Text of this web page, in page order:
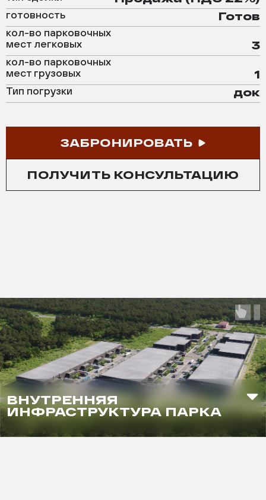
готовность Готов
кол-во парковочных
мест легковых
3
кол-во парковочных
мест грузовых
1
Тип погрузки док
ЗАБРОНИРОВАТЬ
ПОЛУЧИТЬ КОНСУЛЬТАЦИЮ
ВНУТРЕННЯЯ
ИНФРАСТРУКТУРА ПАРКА